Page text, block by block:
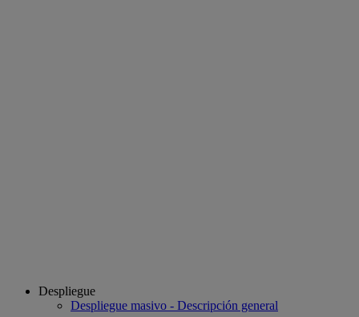
Despliegue
Despliegue masivo - Descripción general